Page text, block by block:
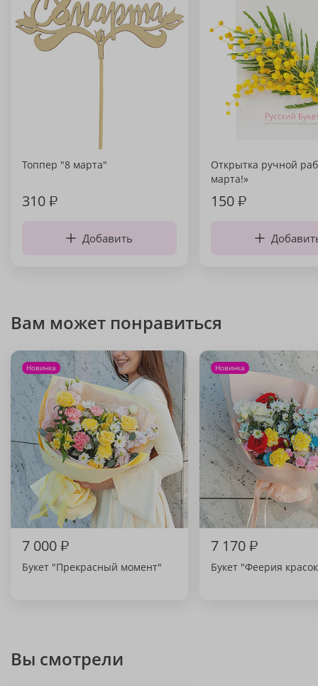
Топпер "8 марта"
310₽
Добавить
Открытка ручной
марта!»
150₽
Вам может понравиться
Новинка
7 000₽
Букет "Прекрасный момент"
Новинка
7 170₽
Букет "Феерия
Вы смотрели